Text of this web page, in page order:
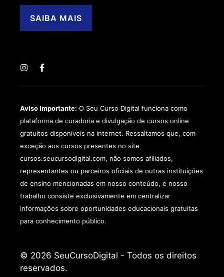
SAIBA MAIS
Aviso Importante: O Seu Curso Digital funciona como
plataforma de curadoria e divulgação de cursos online
gratuitos disponíveis na internet. Ressaltamos que, com
exceção aos cursos presentes no site
cursos.seucursodigital.com, não somos afiliados,
representantes ou parceiros oficiais de outras instituições
de ensino mencionadas em nosso conteúdo, e nosso
trabalho consiste exclusivamente em centralizar
informações sobre oportunidades educacionais gratuitas
para conhecimento público.
© 2026 SeuCursoDigital - Todos os direitos
reservados.